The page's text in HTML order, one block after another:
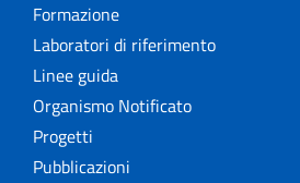
Formazione
Laboratori di riferimento
Linee guida
Organismo Notificato
Progetti
Pubblicazioni